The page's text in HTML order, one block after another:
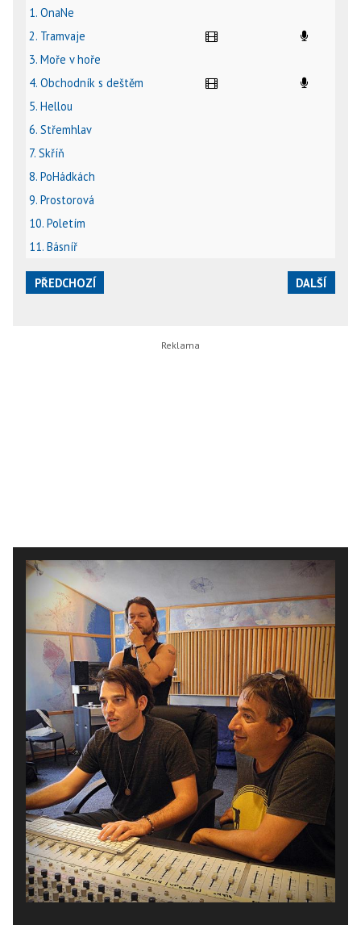
1. OnaNe
2. Tramvaje
3. Moře v hoře
4. Obchodník s deštěm
5. Hellou
6. Střemhlav
7. Skříň
8. PoHádkách
9. Prostorová
10. Poletím
11. Básníř
PŘEDCHOZÍ DALŠÍ